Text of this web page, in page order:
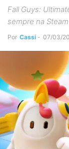
Fall Guys:
sempre na
Por Cassi - 07/03/